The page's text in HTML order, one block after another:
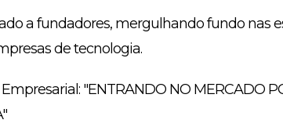
a fundadores, mergulhando fundo nas
de tecnologia.
"ENTRANDO NO MERCADO